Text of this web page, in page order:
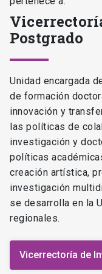
Postgrado
Unidad encargada
de formación
innovación y
las políticas de
investigación y
políticas
creación artística,
investigación
se desarrolla en la
regionales.
Vicerrectoría de